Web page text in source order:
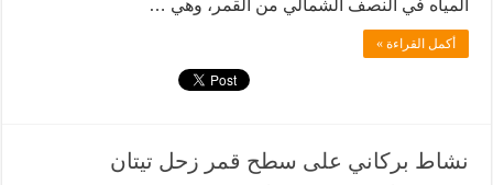
المياه في النصف الشمالي من القمر، وهي …
أكمل القراءة »
نشاط بركاني على سطح قمر زحل تيتان